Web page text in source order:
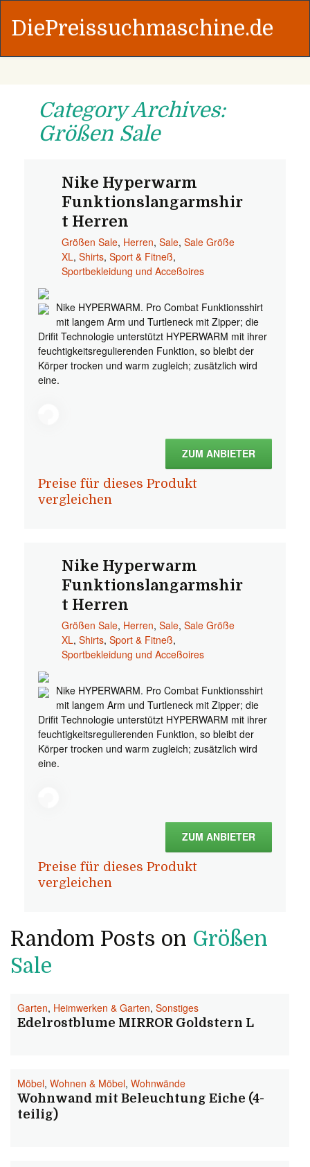
DiePreissuchmaschine.de
Category Archives:
Größen Sale
Nike Hyperwarm
Funktionslangarmshir
t Herren
Größen Sale, Herren, Sale, Sale Größe
XL, Shirts, Sport & Fitneß,
Sportbekleidung und Acceßoires
Nike HYPERWARM. Pro Combat Funktionsshirt
mit langem Arm und Turtleneck mit Zipper; die
Drifit Technologie unterstützt HYPERWARM mit ihrer
feuchtigkeitsregulierenden Funktion, so bleibt der
Körper trocken und warm zugleich; zusätzlich wird
eine.
ZUM ANBIETER
Preise für dieses Produkt
vergleichen
Nike Hyperwarm
Funktionslangarmshir
t Herren
Größen Sale, Herren, Sale, Sale Größe
XL, Shirts, Sport & Fitneß,
Sportbekleidung und Acceßoires
Nike HYPERWARM. Pro Combat Funktionsshirt
mit langem Arm und Turtleneck mit Zipper; die
Drifit Technologie unterstützt HYPERWARM mit ihrer
feuchtigkeitsregulierenden Funktion, so bleibt der
Körper trocken und warm zugleich; zusätzlich wird
eine.
ZUM ANBIETER
Preise für dieses Produkt
vergleichen
Random Posts on Größen
Sale
Garten, Heimwerken & Garten, Sonstiges
Edelrostblume MIRROR Goldstern L
Möbel, Wohnen & Möbel, Wohnwände
Wohnwand mit Beleuchtung Eiche (4-
teilig)